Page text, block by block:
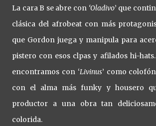
La cara B se abre con ‘Oladivo’ que
clásica del afrobeat con más
que Gordon juega y manipula para
pistero con esos clpas y afilados hi-
encontramos con ‘Livinus’ como
con el alma más funky y housero
productor a una obra tan
colorida.